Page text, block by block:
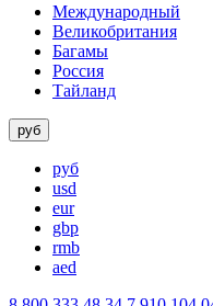
Международный
Великобритания
Багамы
Россия
Тайланд
руб
руб
usd
eur
gbp
rmb
aed